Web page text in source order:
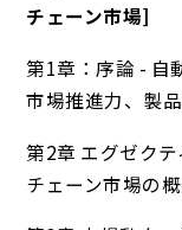
チェーン市場]
第1章：序論 - 自
市場推進力、製
第2章 エグゼク
チェーン市場の